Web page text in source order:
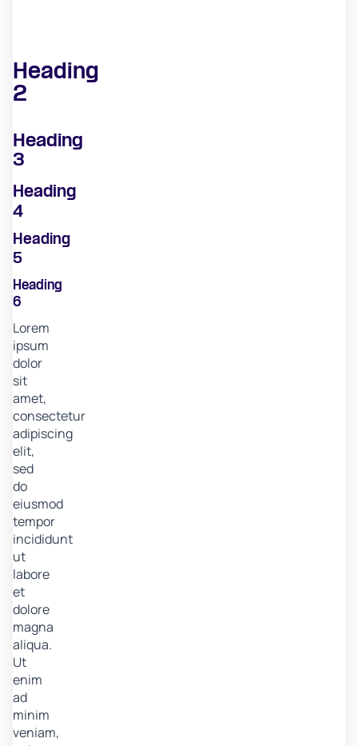
Heading
2
Heading
3
Heading
4
Heading
5
Heading
6
Lorem
ipsum
dolor
sit
amet,
consectetur
adipiscing
elit,
sed
do
eiusmod
tempor
incididunt
ut
labore
et
dolore
magna
aliqua.
Ut
enim
ad
minim
veniam,